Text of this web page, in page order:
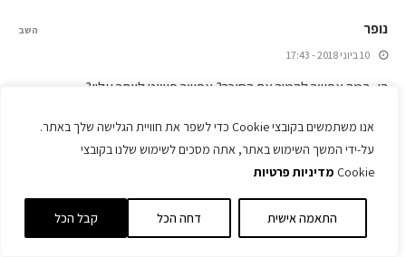
אנו משתמשים בקובצי Cookie כדי לשפר את חוויית הגלישה שלך באתר.
על-ידי המשך השימוש באתר, אתה מסכים לשימוש שלנו בקובצי
Cookie מדיניות פרטיות
התאמה אישית דחה הכל קבל הכל
נופר
10 ביוני 2018 - 17:43
הי, במה אפשר להמיר את הסוכר? אפשר פשוט לוותר עליו?
השב
רחלי קרוט
יש כאן ממש מעט סוכר והוא סופר חשוב לייצוב של המאפינס ולא
רק להמתקה